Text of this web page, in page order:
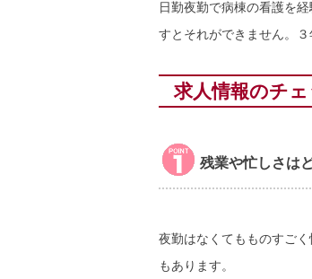
日勤夜勤で病棟の看護を
すとそれができません。
求人情報のチ
残業や忙しさは
夜勤はなくてもものすご
もあります。